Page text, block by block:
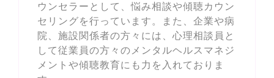
ウンセラーとして、悩み相談や傾聴カウン
セリングを行っています。また、企業や病
院、施設関係者の方々には、心理相談員と
して従業員の方々のメンタルヘルスマネジ
メントや傾聴教育にも力を入れておりま